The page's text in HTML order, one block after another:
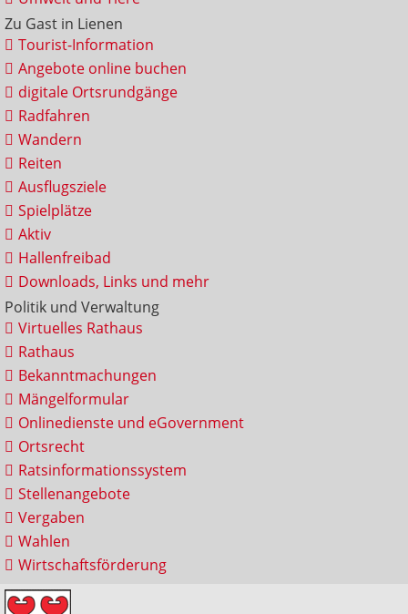
Zu Gast in Lienen
Tourist-Information
Angebote online buchen
digitale Ortsrundgänge
Radfahren
Wandern
Reiten
Ausflugsziele
Spielplätze
Aktiv
Hallenfreibad
Downloads, Links und mehr
Politik und Verwaltung
Virtuelles Rathaus
Rathaus
Bekanntmachungen
Mängelformular
Onlinedienste und eGovernment
Ortsrecht
Ratsinformationssystem
Stellenangebote
Vergaben
Wahlen
Wirtschaftsförderung